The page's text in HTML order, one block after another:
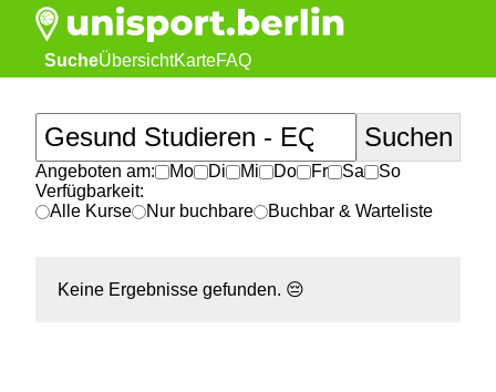
SucheÜbersichtKarteFAQ
Angeboten am: Mo Di Mi Do Fr Sa
So
Verfügbarkeit:
Alle Kurse
Nur buchbare Buchbar & Warteliste
Keine Ergebnisse gefunden. 😔